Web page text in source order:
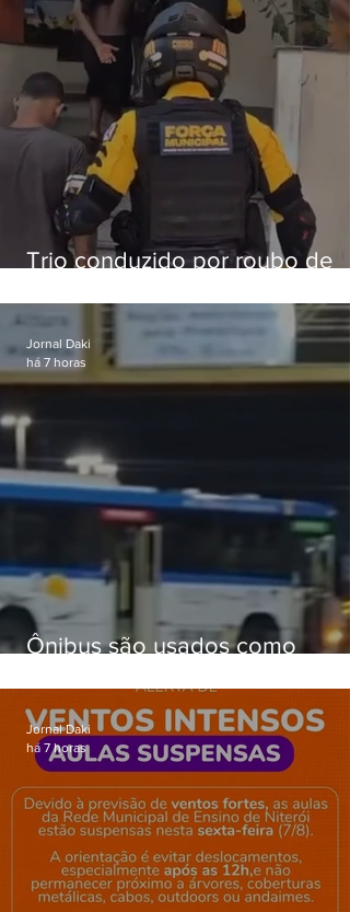
Trio conduzido por roubo de
passagens
Ônibus são usados como
Gardênia Azul
Jornal Daki
há 7 horas
Jornal Daki
há 7 horas